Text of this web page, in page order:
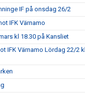
IF på onsdag 26/2
IFK Värnamo
kl 18.30 på Kansliet
IFK Värnamo Lördag 22/2 kl